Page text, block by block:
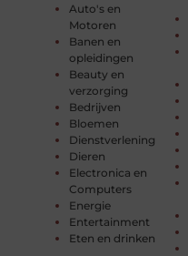
Auto's en
Motoren
Banen en
opleidingen
Beauty en
verzorging
Bedrijven
Bloemen
Dienstverlening
Dieren
Electronica en
Computers
Energie
Entertainment
Eten en drinken